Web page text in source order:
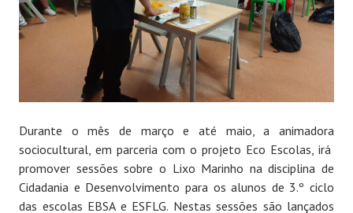
Durante o mês de março e até maio, a animadora
sociocultural, em parceria com o projeto Eco Escolas, irá
promover sessões sobre o Lixo Marinho na disciplina de
Cidadania e Desenvolvimento para os alunos de 3.º ciclo
das escolas EBSA e ESFLG. Nestas sessões são lançados